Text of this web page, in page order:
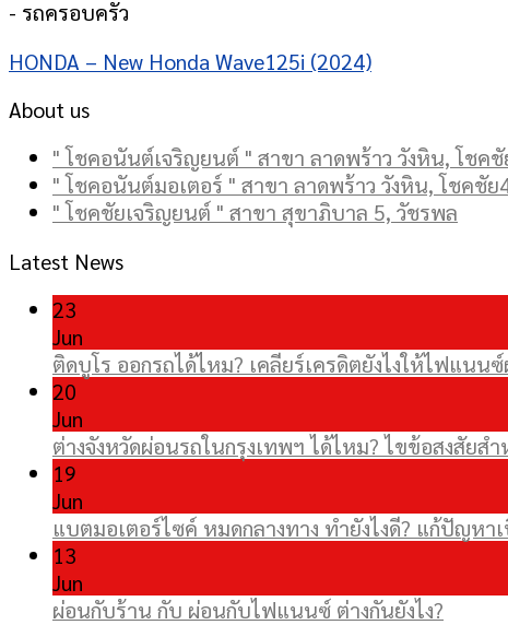
- รถครอบครัว
HONDA – New Honda Wave125i (2024)
About us
" โชคอนันต์เจริญยนต์ " สาขา ลาดพร้าว วังหิน, โชค
" โชคอนันต์มอเตอร์ " สาขา ลาดพร้าว วังหิน, โชคชัย
" โชคชัยเจริญยนต์ " สาขา สุขาภิบาล 5, วัชรพล
Latest News
23
Jun
ติดบูโร ออกรถได้ไหม? เคลียร์เครดิตยังไงให้ไฟแนน
20
Jun
ต่างจังหวัดผ่อนรถในกรุงเทพฯ ได้ไหม? ไขข้อสงสัยส
19
Jun
แบตมอเตอร์ไซค์ หมดกลางทาง ทำยังไงดี? แก้ปัญหา
13
Jun
ผ่อนกับร้าน กับ ผ่อนกับไฟแนนซ์ ต่างกันยังไง?